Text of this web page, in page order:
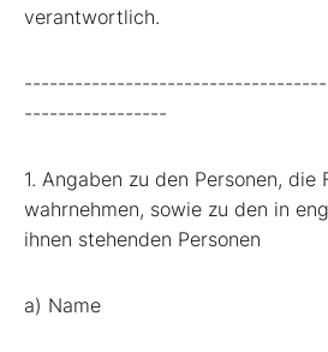
verantwortlich.
-----------------
1. Angaben zu den Personen, die
wahrnehmen, sowie zu den in
ihnen stehenden Personen
a) Name